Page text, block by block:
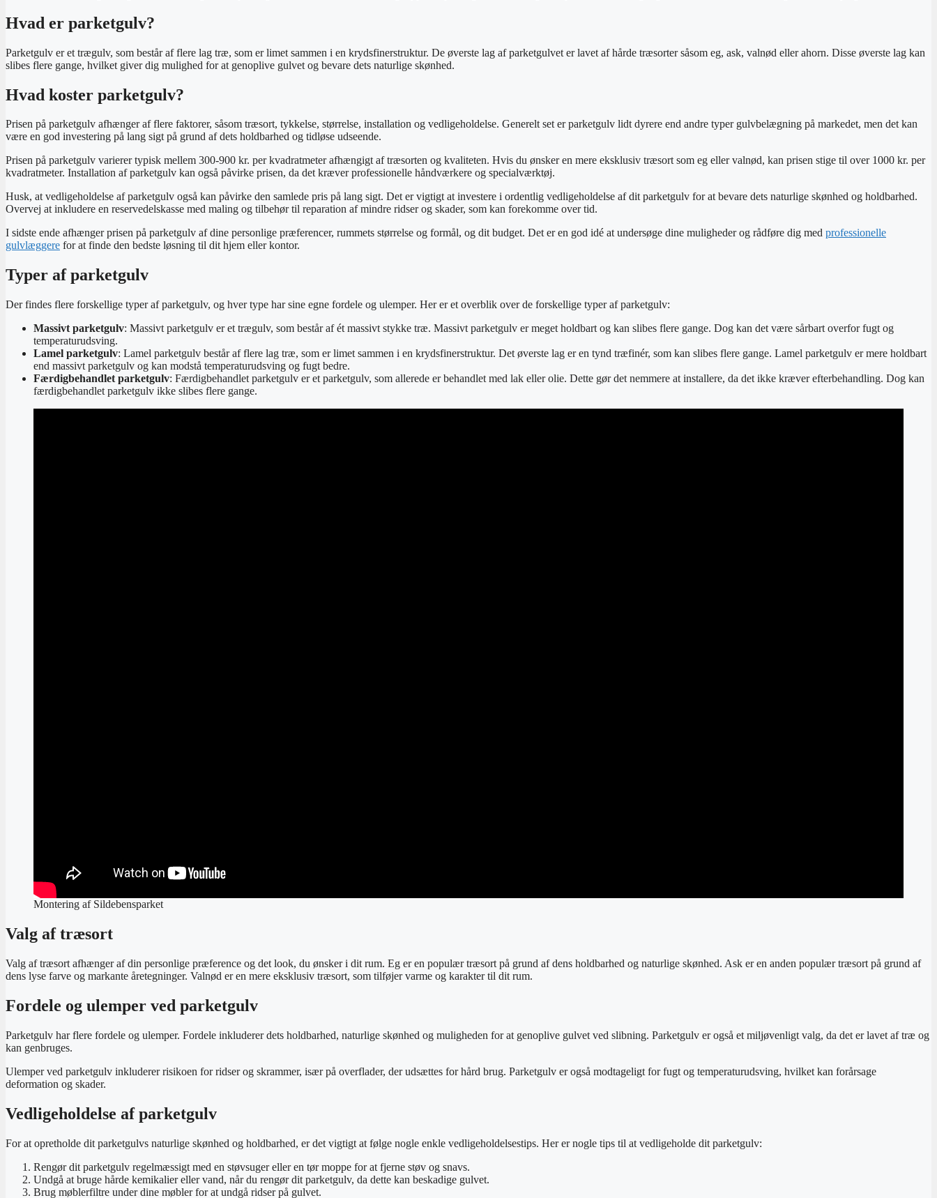
Hvad er parketgulv?
Parketgulv er et trægulv, som består af flere lag træ, som er limet sammen i en krydsfinerstruktur. De øverste lag af parketgulvet er lavet af hårde træsorter såsom eg, ask, valnød eller ahorn. Disse øverste lag kan
slibes flere gange, hvilket giver dig mulighed for at genoplive gulvet og bevare dets naturlige skønhed.
Hvad koster parketgulv?
Prisen på parketgulv afhænger af flere faktorer, såsom træsort, tykkelse, størrelse, installation og vedligeholdelse. Generelt set er parketgulv lidt dyrere end andre typer gulvbelægning på markedet, men det kan
være en god investering på lang sigt på grund af dets holdbarhed og tidløse udseende.
Prisen på parketgulv varierer typisk mellem 300-900 kr. per kvadratmeter afhængigt af træsorten og kvaliteten. Hvis du ønsker en mere eksklusiv træsort som eg eller valnød, kan prisen stige til over 1000 kr. per
kvadratmeter. Installation af parketgulv kan også påvirke prisen, da det kræver professionelle håndværkere og specialværktøj.
Husk, at vedligeholdelse af parketgulv også kan påvirke den samlede pris på lang sigt. Det er vigtigt at investere i ordentlig vedligeholdelse af dit parketgulv for at bevare dets naturlige skønhed og holdbarhed.
Overvej at inkludere en reservedelskasse med maling og tilbehør til reparation af mindre ridser og skader, som kan forekomme over tid.
I sidste ende afhænger prisen på parketgulv af dine personlige præferencer, rummets størrelse og formål, og dit budget. Det er en god idé at undersøge dine muligheder og rådføre dig med professionelle
gulvlæggere for at finde den bedste løsning til dit hjem eller kontor.
Typer af parketgulv
Der findes flere forskellige typer af parketgulv, og hver type har sine egne fordele og ulemper. Her er et overblik over de forskellige typer af parketgulv:
Massivt parketgulv: Massivt parketgulv er et trægulv, som består af ét massivt stykke træ. Massivt parketgulv er meget holdbart og kan slibes flere gange. Dog kan det være sårbart overfor fugt og
temperaturudsving.
Lamel parketgulv: Lamel parketgulv består af flere lag træ, som er limet sammen i en krydsfinerstruktur. Det øverste lag er en tynd træfinér, som kan slibes flere gange. Lamel parketgulv er mere holdbart
end massivt parketgulv og kan modstå temperaturudsving og fugt bedre.
Færdigbehandlet parketgulv: Færdigbehandlet parketgulv er et parketgulv, som allerede er behandlet med lak eller olie. Dette gør det nemmere at installere, da det ikke kræver efterbehandling. Dog kan
færdigbehandlet parketgulv ikke slibes flere gange.
Montering af Sildebensparket
Valg af træsort
Valg af træsort afhænger af din personlige præference og det look, du ønsker i dit rum. Eg er en populær træsort på grund af dens holdbarhed og naturlige skønhed. Ask er en anden populær træsort på grund af
dens lyse farve og markante åretegninger. Valnød er en mere eksklusiv træsort, som tilføjer varme og karakter til dit rum.
Fordele og ulemper ved parketgulv
Parketgulv har flere fordele og ulemper. Fordele inkluderer dets holdbarhed, naturlige skønhed og muligheden for at genoplive gulvet ved slibning. Parketgulv er også et miljøvenligt valg, da det er lavet af træ og
kan genbruges.
Ulemper ved parketgulv inkluderer risikoen for ridser og skrammer, især på overflader, der udsættes for hård brug. Parketgulv er også modtageligt for fugt og temperaturudsving, hvilket kan forårsage
deformation og skader.
Vedligeholdelse af parketgulv
For at opretholde dit parketgulvs naturlige skønhed og holdbarhed, er det vigtigt at følge nogle enkle vedligeholdelsestips. Her er nogle tips til at vedligeholde dit parketgulv:
Rengør dit parketgulv regelmæssigt med en støvsuger eller en tør moppe for at fjerne støv og snavs.
Undgå at bruge hårde kemikalier eller vand, når du rengør dit parketgulv, da dette kan beskadige gulvet.
Brug møblerfiltre under dine møbler for at undgå ridser på gulvet.